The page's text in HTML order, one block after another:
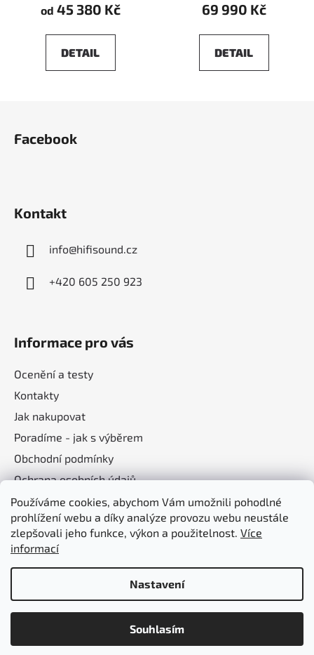
Používáme cookies, abychom Vám umožnili pohodlné
prohlížení webu a díky analýze provozu webu neustále
zlepšovali jeho funkce, výkon a použitelnost. Více
informací
Nastavení
Souhlasím
od 45 380 Kč
DETAIL
69 990 Kč
DETAIL
Facebook
Kontakt
info@hifisound.cz
+420 605 250 923
Informace pro vás
Ocenění a testy
Kontakty
Jak nakupovat
Poradíme - jak s výběrem
Obchodní podmínky
Ochrana osobních údajů
Nákupní košík
0KS /0 KČ
Vytvořil Shoptet
Copyright 2026Hifisound.cz. Všechna práva vyhrazena.